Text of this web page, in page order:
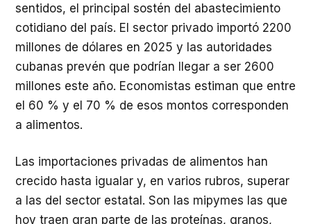
sentidos, el principal sostén del abastecimiento
cotidiano del país. El sector privado importó 2200
millones de dólares en 2025 y las autoridades
cubanas prevén que podrían llegar a ser 2600
millones este año. Economistas estiman que entre
el 60 % y el 70 % de esos montos corresponden
a alimentos.
Las importaciones privadas de alimentos han
crecido hasta igualar y, en varios rubros, superar
a las del sector estatal. Son las mipymes las que
hoy traen gran parte de las proteínas, granos,